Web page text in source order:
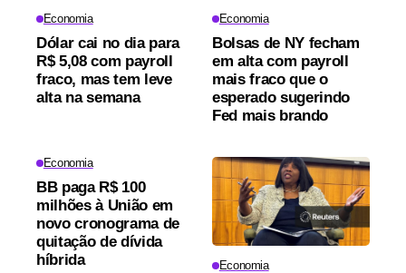
Economia
Dólar cai no dia para
R$ 5,08 com payroll
fraco, mas tem leve
alta na semana
Economia
Bolsas de NY fecham
em alta com payroll
mais fraco que o
esperado sugerindo
Fed mais brando
Economia
BB paga R$ 100
milhões à União em
novo cronograma de
quitação de dívida
híbrida
Economia